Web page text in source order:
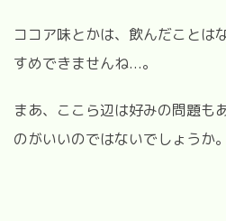
ココア味とかは、飲んだことは
すめできませんね...。
まあ、ここら辺は好みの問題も
のがいいのではないでしょうか。